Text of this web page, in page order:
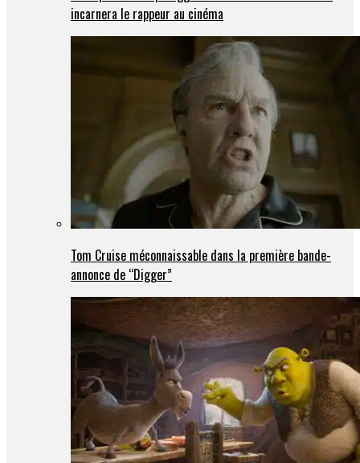
incarnera le rappeur au cinéma
Tom Cruise méconnaissable dans la première bande-
annonce de “Digger”